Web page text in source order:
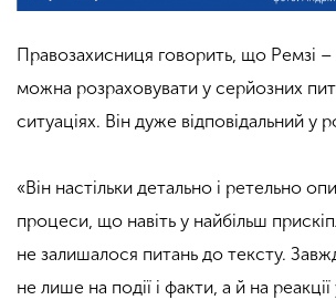
Правозахисниця говорить, що Ремзі
можна розраховувати у серйозних
ситуаціях. Він дуже відповідальний у
«Він настільки детально і ретельно
процеси, що навіть у найбільш
не залишалося питань до тексту.
не лише на події і факти, а й на реакції